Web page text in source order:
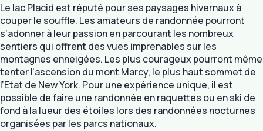
Le lac Placid est réputé pour ses paysages hivernaux à
couper le souffle. Les amateurs de randonnée pourront
s’adonner à leur passion en parcourant les nombreux
sentiers qui offrent des vues imprenables sur les
montagnes enneigées. Les plus courageux pourront même
tenter l’ascension du mont Marcy, le plus haut sommet de
l’Etat de New York. Pour une expérience unique, il est
possible de faire une randonnée en raquettes ou en ski de
fond à la lueur des étoiles lors des randonnées nocturnes
organisées par les parcs nationaux.